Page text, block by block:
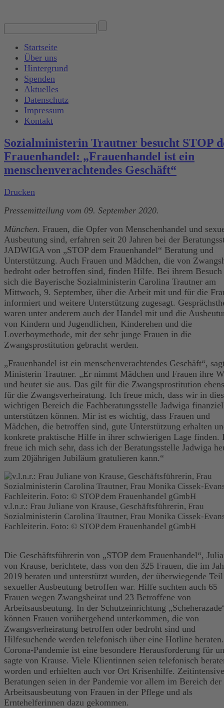
Startseite
Über uns
Hintergrund
Spenden
Aktuelles
Datenschutz
Impressum
Kontakt
Sozialministerin Trautner besucht STOP
Frauenhandel: „Frauenhandel ist ein
menschenverachtendes Geschäft“
Drucken
Pressemitteilung vom 09. September 2020.
München. Frauen, die Opfer von Menschenhandel und
Ausbeutung sind, erfahren seit 20 Jahren bei der
JADWIGA von „STOP dem Frauenhandel“ Beratung und
Unterstützung. Auch Frauen und Mädchen, die von
bedroht oder betroffen sind, finden Hilfe. Bei ihrem Besuch
sich die Bayerische Sozialministerin Carolina Trautner am
Mittwoch, 9. September, über die Arbeit mit und für die
informiert und weitere Unterstützung zugesagt.
waren unter anderem auch der Handel mit und die
von Kindern und Jugendlichen, Kinderehen und die
Loverboymethode, mit der sehr junge Frauen in die
Zwangsprostitution gebracht werden.
„Frauenhandel ist ein menschenverachtendes Geschäft“,
Ministerin Trautner. „Er nimmt Mädchen und Frauen ihre
und beutet sie aus. Das gilt für die Zwangsprostitution
für die Zwangsverheiratung. Ich freue mich, dass wir in
wichtigen Bereich die Fachberatungsstelle Jadwiga
unterstützen können. Mir ist es wichtig, dass Frauen und
Mädchen, die betroffen sind, gute Unterstützung erhalten
konkrete praktische Hilfe in ihrer schwierigen Lage finden.
freue ich mich sehr, dass ich der Beratungsstelle Jadwiga
zum 20jährigen Jubiläum gratulieren kann.“
v.l.n.r.: Frau Juliane von Krause, Geschäftsführerin, Frau
Sozialministerin Carolina Trautner, Frau Monika Cissek-
Fachleiterin. Foto: © STOP dem Frauenhandel gGmbH
Die Geschäftsführerin von „STOP dem Frauenhandel“,
von Krause, berichtete, dass von den 325 Frauen, die im
2019 beraten und unterstützt wurden, der überwiegende
sexueller Ausbeutung betroffen war. Hilfe suchten auch 65
Frauen wegen Zwangsheirat und 23 Betroffene von
Arbeitsausbeutung. In der Schutzeinrichtung
können Frauen vorübergehend unterkommen, die von
Zwangsverheiratung betroffen oder bedroht sind und
Hilfesuchende werden telefonisch über eine Hotline
Corona-Pandemie ist eine besondere Herausforderung für
sagte von Krause. Viele Klientinnen seien telefonisch
worden und erhielten auch vor Ort Krisenhilfe. Zeitintensive
Beratungen seien in der Pandemie vor allem im Bereich der
Arbeitsausbeutung von Frauen in der Pflege und als
Erntehelferinnen dazu gekommen.